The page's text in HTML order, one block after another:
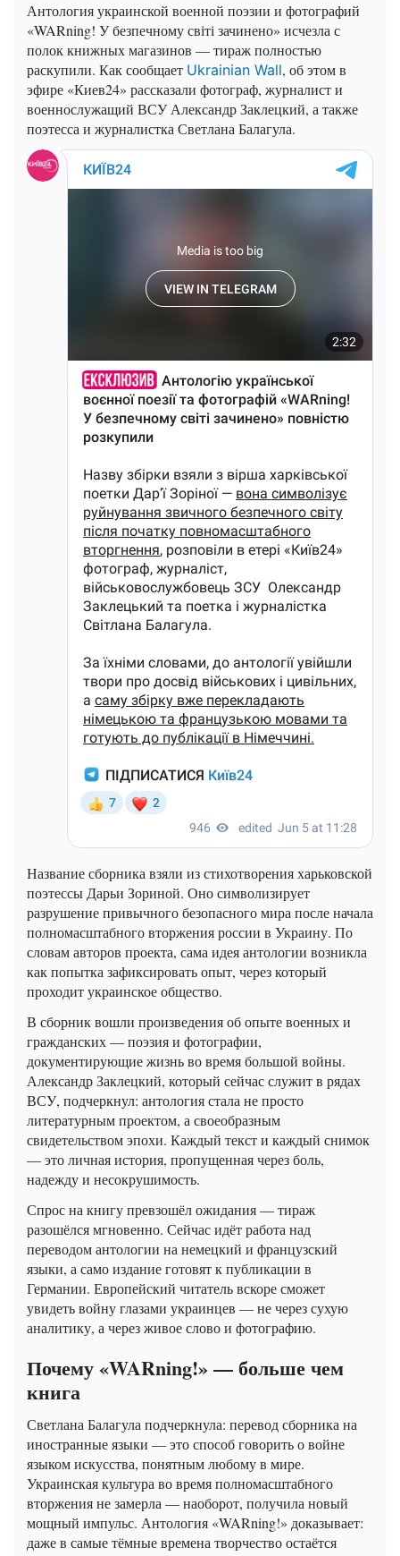
Антология украинской военной поэзии и фотографий
«WARning! У безпечному світі зачинено» исчезла с
полок книжных магазинов — тираж полностью
раскупили. Как сообщает Ukrainian Wall, об этом в
эфире «Киев24» рассказали фотограф, журналист и
военнослужащий ВСУ Александр Заклецкий, а также
поэтесса и журналистка Светлана Балагула.
Название сборника взяли из стихотворения харьковской
поэтессы Дарьи Зориной. Оно символизирует
разрушение привычного безопасного мира после начала
полномасштабного вторжения россии в Украину. По
словам авторов проекта, сама идея антологии возникла
как попытка зафиксировать опыт, через который
проходит украинское общество.
В сборник вошли произведения об опыте военных и
гражданских — поэзия и фотографии,
документирующие жизнь во время большой войны.
Александр Заклецкий, который сейчас служит в рядах
ВСУ, подчеркнул: антология стала не просто
литературным проектом, а своеобразным
свидетельством эпохи. Каждый текст и каждый снимок
— это личная история, пропущенная через боль,
надежду и несокрушимость.
Спрос на книгу превзошёл ожидания — тираж
разошёлся мгновенно. Сейчас идёт работа над
переводом антологии на немецкий и французский
языки, а само издание готовят к публикации в
Германии. Европейский читатель вскоре сможет
увидеть войну глазами украинцев — не через сухую
аналитику, а через живое слово и фотографию.
Почему «WARning!» — больше чем
книга
Светлана Балагула подчеркнула: перевод сборника на
иностранные языки — это способ говорить о войне
языком искусства, понятным любому в мире.
Украинская культура во время полномасштабного
вторжения не замерла — наоборот, получила новый
мощный импульс. Антология «WARning!» доказывает:
даже в самые тёмные времена творчество остаётся